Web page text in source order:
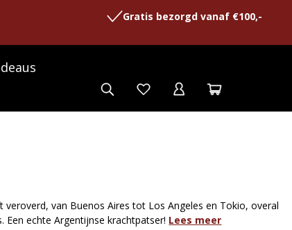
Gratis bezorgd vanaf €100,-
van Buenos Aires tot Los Angeles en Tokio, overal
echte Argentijnse krachtpatser! Lees meer